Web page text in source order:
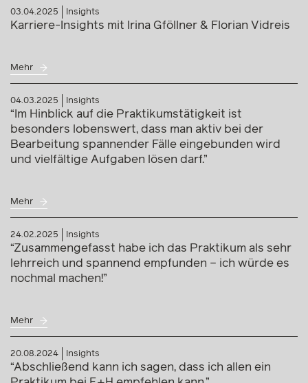
03.04.2025 Insights
Karriere-Insights mit Irina Gföllner & Florian Vidreis
Mehr
04.03.2025 Insights
“Im Hinblick auf die Praktikumstätigkeit ist
besonders lobenswert, dass man aktiv bei der
Bearbeitung spannender Fälle eingebunden wird
und vielfältige Aufgaben lösen darf.”
Mehr
24.02.2025 Insights
“Zusammengefasst habe ich das Praktikum als sehr
lehrreich und spannend empfunden – ich würde es
nochmal machen!”
Mehr
20.08.2024 Insights
“Abschließend kann ich sagen, dass ich allen ein